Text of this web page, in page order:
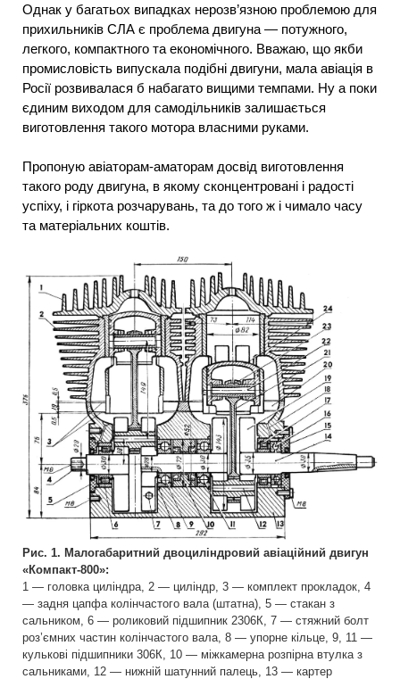
Однак у багатьох випадках нерозв’язною проблемою для
прихильників СЛА є проблема двигуна — потужного,
легкого, компактного та економічного. Вважаю, що якби
промисловість випускала подібні двигуни, мала авіація в
Росії розвивалася б набагато вищими темпами. Ну а поки
єдиним виходом для самодільників залишається
виготовлення такого мотора власними руками.
Пропоную авіаторам-аматорам досвід виготовлення
такого роду двигуна, в якому сконцентровані і радості
успіху, і гіркота розчарувань, та до того ж і чимало часу
та матеріальних коштів.
Рис. 1. Малогабаритний двоциліндровий авіаційний двигун
«Компакт-800»:
1 — головка циліндра, 2 — циліндр, 3 — комплект прокладок, 4
— задня цапфа колінчастого вала (штатна), 5 — стакан з
сальником, 6 — роликовий підшипник 2306К, 7 — стяжний болт
роз’ємних частин колінчастого вала, 8 — упорне кільце, 9, 11 —
кулькові підшипники 306К, 10 — міжкамерна розпірна втулка з
сальниками, 12 — нижній шатунний палець, 13 — картер